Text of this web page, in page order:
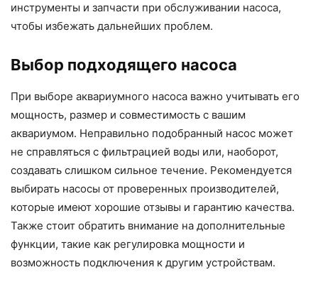
инструменты и запчасти при обслуживании насоса,
чтобы избежать дальнейших проблем.
Выбор подходящего насоса
При выборе аквариумного насоса важно учитывать его
мощность, размер и совместимость с вашим
аквариумом. Неправильно подобранный насос может
не справляться с фильтрацией воды или, наоборот,
создавать слишком сильное течение. Рекомендуется
выбирать насосы от проверенных производителей,
которые имеют хорошие отзывы и гарантию качества.
Также стоит обратить внимание на дополнительные
функции, такие как регулировка мощности и
возможность подключения к другим устройствам.